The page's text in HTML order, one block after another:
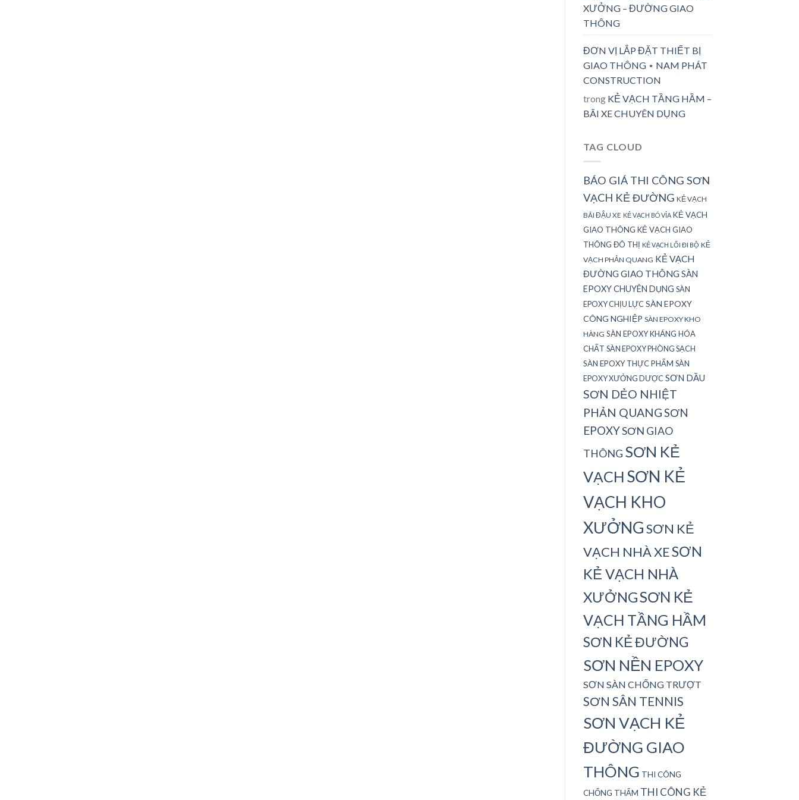
XƯỞNG – ĐƯỜNG GIAO
THÔNG
ĐƠN VỊ LẮP ĐẶT THIẾT BỊ
GIAO THÔNG ⋆ NAM PHÁT
CONSTRUCTION
trong KẺ VẠCH TẦNG HẦM –
BÃI XE CHUYÊN DỤNG
TAG CLOUD
BÁO GIÁ THI CÔNG SƠN
VẠCH KẺ ĐƯỜNG KẺ VẠCH
BÃI ĐẬU XE KẺ VẠCH BÓ VỈA KẺ VẠCH
GIAO THÔNG KẺ VẠCH GIAO
THÔNG ĐÔ THỊ KẺ VẠCH LỐI ĐI BỘ KẺ
VẠCH PHẢN QUANG KẺ VẠCH
ĐƯỜNG GIAO THÔNG SÀN
EPOXY CHUYÊN DỤNG SÀN
EPOXY CHỊU LỰC SÀN EPOXY
CÔNG NGHIỆP SÀN EPOXY KHO
HÀNG SÀN EPOXY KHÁNG HÓA
CHẤT SÀN EPOXY PHÒNG SẠCH
SÀN EPOXY THỰC PHẨM SÀN
EPOXY XƯỞNG DƯỢC SƠN DẦU
SƠN DẺO NHIỆT
PHẢN QUANGSƠN
EPOXYSƠN GIAO
THÔNG SƠN KẺ
VẠCH SƠN KẺ
VẠCH KHO
XƯỞNGSƠN KẺ
VẠCH NHÀ XESƠN
KẺ VẠCH NHÀ
XƯỞNGSƠN KẺ
VẠCH TẦNG HẦM
SƠN KẺ ĐƯỜNG
SƠN NỀN EPOXY
SƠN SÀN CHỐNG TRƯỢT
SƠN SÂN TENNIS
SƠN VẠCH KẺ
ĐƯỜNG GIAO
THÔNG THI CÔNG
CHỐNG THẤM THI CÔNG KẺ